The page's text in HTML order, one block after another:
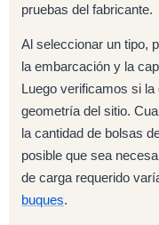
pruebas del fabricante.
Al seleccionar un tipo,
la embarcación y la
Luego verificamos si
geometría del sitio.
la cantidad de bolsas
posible que sea
de carga requerido
buques.